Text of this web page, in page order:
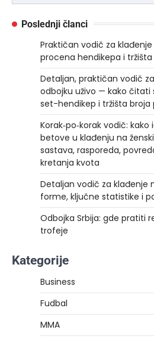
Poslednji članci
Praktičan vodič za
procena hendikepa i
Detaljan, praktičan vodič
odbojku uživo — kako
set-hendikep i tržišta broja
Korak‑po‑korak vodič:
betove u klađenju na
sastava, rasporeda,
kretanja kvota
Detaljan vodič za klađenje
forme, ključne statistike i
Odbojka Srbija: gde pratiti
trofeje
Kategorije
Business
Fudbal
MMA